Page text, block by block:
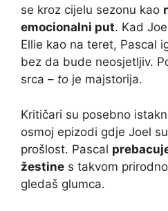
se kroz cijelu sezonu kao
emocionalni put. Kad
Ellie kao na teret, Pascal
bez da bude neosjetljiv.
srca – to je majstorija.
Kritičari su posebno
osmoj epizodi gdje Joel
prošlost. Pascal
žestine s takvom
gledaš glumca.